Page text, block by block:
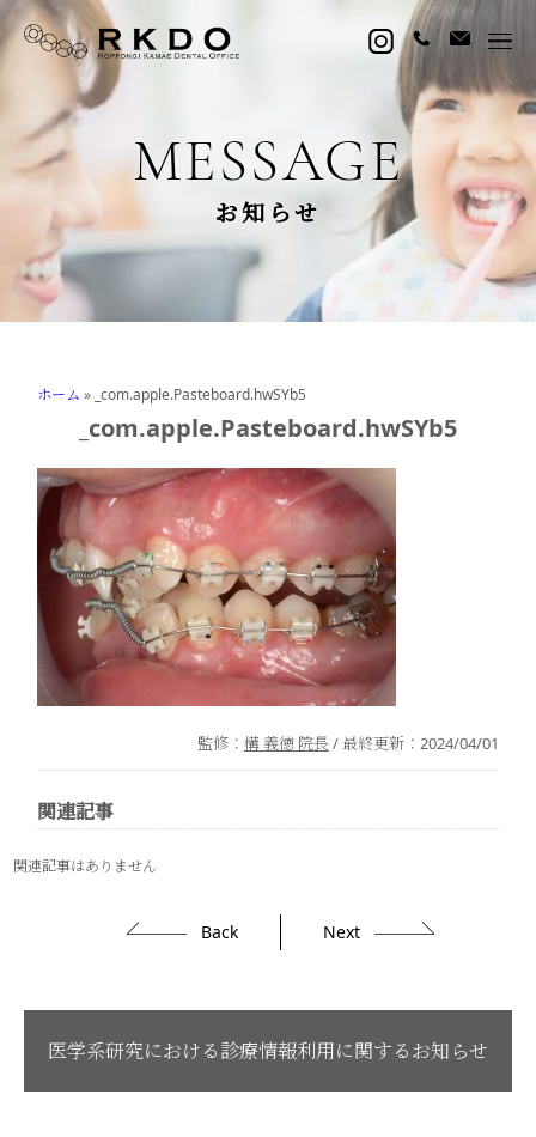
MESSAGE
お知らせ
ホーム » _com.apple.Pasteboard.hwSYb5
_com.apple.Pasteboard.hwSYb5
監修： 構 義徳 院長 / 最終更新： 2024/04/01
関連記事
関連記事はありません
Back Next
医学系研究における診療情報利用に関するお知らせ